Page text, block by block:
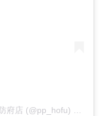
府店 (@pp_hofu)